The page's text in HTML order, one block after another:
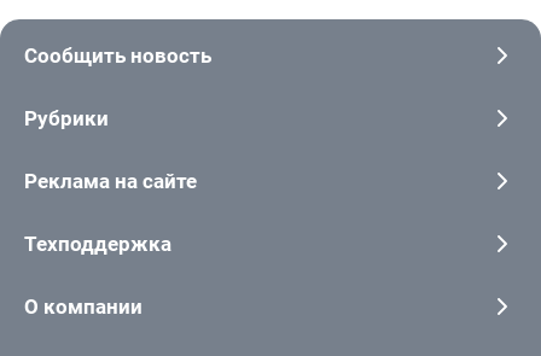
Сообщить новость
Рубрики
Реклама на сайте
Техподдержка
О компании